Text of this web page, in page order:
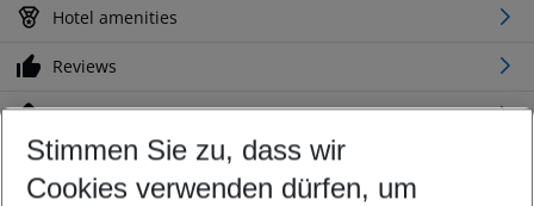
Hotel amenities
Reviews
Location
Customize your offer
Stimmen Sie zu, dass wir
Cookies verwenden dürfen, um